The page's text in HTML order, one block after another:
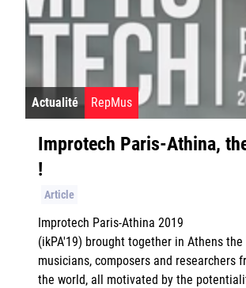
Actualité RepMus
Improtech Paris-Athina,
!
Article
Improtech Paris-Athina 2019
(ikPA'19) brought together in Athens
musicians, composers and researchers
the world, all motivated by the